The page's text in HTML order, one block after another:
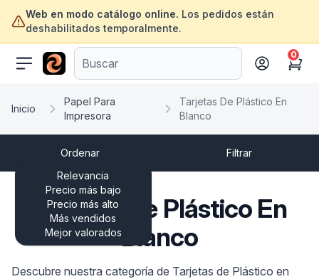
Web en modo catálogo online. Los pedidos están
deshabilitados temporalmente.
ofertasinformatica.com
Cart
0
Inicio
Papel Para
Impresora
Tarjetas De Plástico En
Blanco
Ordenar
Relevancia
Precio más bajo
Precio más alto
Más vendidos
Mejor valorados
Filtrar
Tarjetas De Plástico En
Blanco
Descubre nuestra categoría de Tarjetas de Plástico en